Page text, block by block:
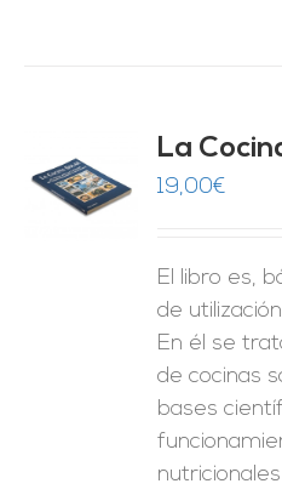
La
19,00€
El libro es,
de
En él se
de cocinas
bases